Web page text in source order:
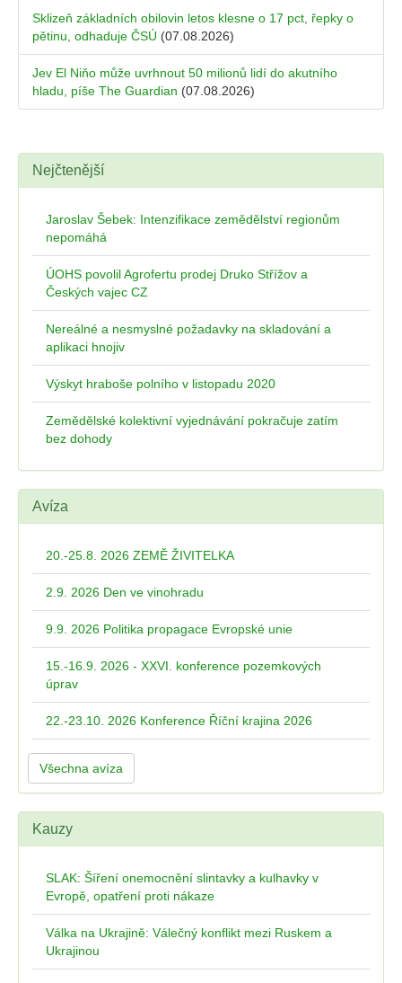
Sklizeň základních obilovin letos klesne o 17 pct, řepky o
pětinu, odhaduje ČSÚ (07.08.2026)
Jev El Niňo může uvrhnout 50 milionů lidí do akutního
hladu, píše The Guardian (07.08.2026)
Nejčtenější
Jaroslav Šebek: Intenzifikace zemědělství regionům
nepomáhá
ÚOHS povolil Agrofertu prodej Druko Střížov a
Českých vajec CZ
Nereálné a nesmyslné požadavky na skladování a
aplikaci hnojiv
Výskyt hraboše polního v listopadu 2020
Zemědělské kolektivní vyjednávání pokračuje zatím
bez dohody
Avíza
20.-25.8. 2026 ZEMĚ ŽIVITELKA
2.9. 2026 Den ve vinohradu
9.9. 2026 Politika propagace Evropské unie
15.-16.9. 2026 - XXVI. konference pozemkových
úprav
22.-23.10. 2026 Konference Říční krajina 2026
Všechna avíza
Kauzy
SLAK: Šíření onemocnění slintavky a kulhavky v
Evropě, opatření proti nákaze
Válka na Ukrajině: Válečný konflikt mezi Ruskem a
Ukrajinou